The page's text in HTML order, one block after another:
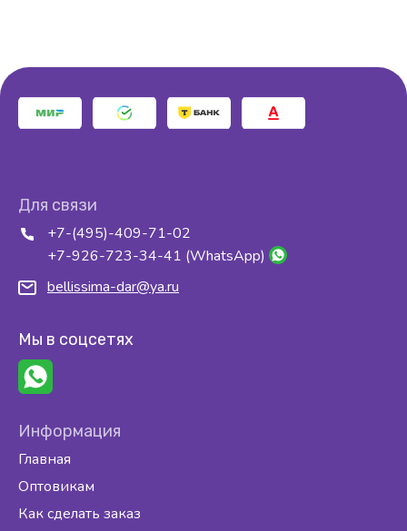
Информация
Главная
Оптовикам
Как сделать заказ
Для связи
+7-(495)-409-71-02
+7-926-723-34-41 (WhatsApp)
bellissima-dar@ya.ru
Мы в соцсетях